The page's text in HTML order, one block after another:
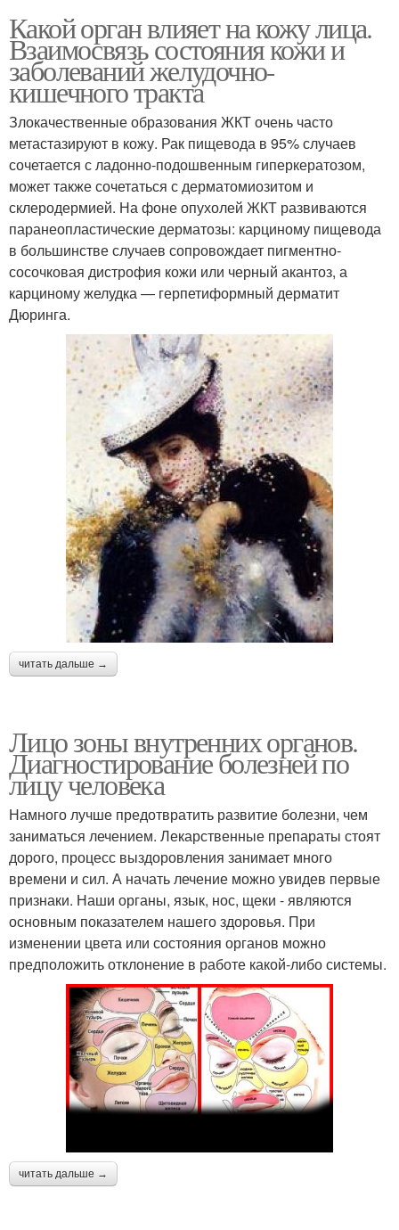
Какой орган влияет на кожу лица.
Взаимосвязь состояния кожи и
заболеваний желудочно-
кишечного тракта
Злокачественные образования ЖКТ очень часто
метастазируют в кожу. Рак пищевода в 95% случаев
сочетается с ладонно-подошвенным гиперкератозом,
может также сочетаться с дерматомиозитом и
склеродермией. На фоне опухолей ЖКТ развиваются
паранеопластические дерматозы: карциному пищевода
в большинстве случаев сопровождает пигментно-
сосочковая дистрофия кожи или черный акантоз, а
карциному желудка — герпетиформный дерматит
Дюринга.
читать дальше →
Лицо зоны внутренних органов.
Диагностирование болезней по
лицу человека
Намного лучше предотвратить развитие болезни, чем
заниматься лечением. Лекарственные препараты стоят
дорого, процесс выздоровления занимает много
времени и сил. А начать лечение можно увидев первые
признаки. Наши органы, язык, нос, щеки - являются
основным показателем нашего здоровья. При
изменении цвета или состояния органов можно
предположить отклонение в работе какой-либо системы.
читать дальше →